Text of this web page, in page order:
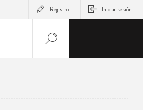
Registro Iniciar sesión